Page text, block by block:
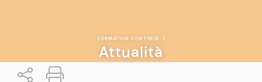
FORMATION CONTINUE |
Attualità